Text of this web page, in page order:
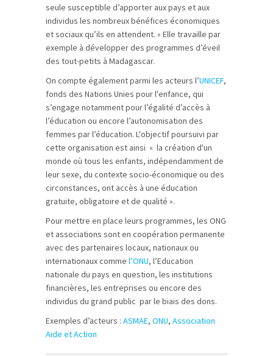
seule susceptible d’apporter aux pays et aux
individus les nombreux bénéfices économiques
et sociaux qu’ils en attendent. » Elle travaille par
exemple à développer des programmes d’éveil
des tout-petits à Madagascar.
On compte également parmi les acteurs l’UNICEF,
fonds des Nations Unies pour l'enfance, qui
s’engage notamment pour l’égalité d’accès à
l’éducation ou encore l’autonomisation des
femmes par l’éducation. L'objectif poursuivi par
cette organisation est ainsi « la création d'un
monde où tous les enfants, indépendamment de
leur sexe, du contexte socio-économique ou des
circonstances, ont accès à une éducation
gratuite, obligatoire et de qualité ».
Pour mettre en place leurs programmes, les ONG
et associations sont en coopération permanente
avec des partenaires locaux, nationaux ou
internationaux comme l’ONU, l’Education
nationale du pays en question, les institutions
financières, les entreprises ou encore des
individus du grand public par le biais des dons.
Exemples d’acteurs : ASMAE, ONU, Association
Aide et Action